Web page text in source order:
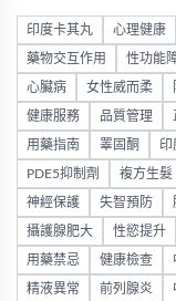
印度卡其丸 心理健康
藥物交互作用 性功能
心臟病 女性威而柔
健康服務 品質管理
用藥指南 睪固酮 印
PDE5抑制劑 複方生髮
神經保護 失智預防
攝護腺肥大 性慾提升
用藥禁忌 健康檢查
精液異常 前列腺炎